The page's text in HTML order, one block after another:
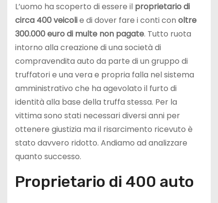
L’uomo ha scoperto di essere il proprietario di
circa 400 veicolie di dover fare i conti con oltre
300.000 euro di multe non pagate. Tutto ruota
intorno alla creazione di una società di
compravendita auto da parte di un gruppo di
truffatori e una vera e propria falla nel sistema
amministrativo che ha agevolato il furto di
identità alla base della truffa stessa. Per la
vittima sono stati necessari diversi anni per
ottenere giustizia ma il risarcimento ricevuto è
stato davvero ridotto. Andiamo ad analizzare
quanto successo.
Proprietario di 400 auto